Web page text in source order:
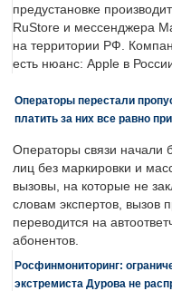
предустановке
RuStore и мессенджера
на территории РФ.
есть нюанс: Apple в
Операторы перестали
платить за них все равно
Операторы связи начали
лиц без маркировки и
вызовы, на которые не
словам экспертов, вызов
переводится на
абонентов.
Росфинмониторинг:
экстремиста Дурова не